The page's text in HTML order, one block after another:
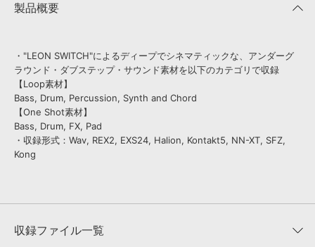
製品概要
・"LEON SWITCH"によるディープでシネマティックな、アンダーグ
ラウンド・ダブステップ・サウンド素材を以下のカテゴリで収録
【Loop素材】
Bass, Drum, Percussion, Synth and Chord
【One Shot素材】
Bass, Drum, FX, Pad
・収録形式：Wav, REX2, EXS24, Halion, Kontakt5, NN-XT, SFZ,
Kong
収録ファイル一覧